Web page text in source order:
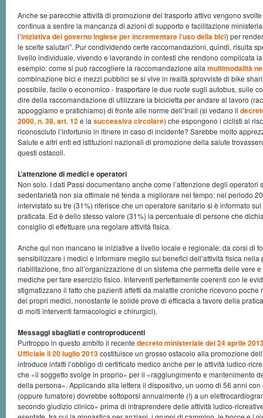
Anche se parecchie attività di promozione del trasporto attivo vengono
continua a sentire la mancanza di azioni di supporto e facilitazione
l’iniziativa del governo inglese per incrementare l’uso della bici) per
le scelte salutari”. Pur condividendo certe raccomandazioni, quindi, risulta
livello individuale, vivendo e lavorando in contesti che rendono complicata
esempio: come si può raccogliere la raccomandazione alla multimodalità
combinazione bici e mezzi pubblici se si vive in realtà sprovviste di bike
possibile, facile o economico - trasportare le due ruote sugli autobus, sulle
dire della raccomandazione di utilizzare la bicicletta per andare al lavoro
appoggiamo e pratichiamo) di fronte alle norme dell’Inail (si vedano il
2000, n. 38, art. 12e la successiva circolare) che espongono i ciclisti al
riconosciuto l’infortunio in itinere in caso di incidente? Sarebbe molto
Salute e altri enti ed istituzioni nazionali di promozione della salute
questi ostacoli.
L’attenzione di medici e operatori
Non solo. I dati Passi documentano anche come l’attenzione degli
sedentarietà non sia ottimale né tenda a migliorare nel tempo: nel periodo
intervistato su tre (31%) riferisce che un operatore sanitario si è informato
praticata. Ed è dello stesso valore (31%) la percentuale di persone che
consiglio di effettuare una regolare attività fisica.
Anche qui non mancano le iniziative a livello locale e regionale: da corsi di
sensibilizzare i medici e informare meglio sui benefici dell’attività fisica nella
riabilitazione, fino all’organizzazione di un sistema che permetta delle vere
mediche per fare esercizio fisico. Interventi perfettamente coerenti con le
stigmatizzano il fatto che pazienti affetti da malattie croniche ricevono poche
dei propri medici, nonostante le solide prove di efficacia a favore della
di molti interventi farmacologici e chirurgici).
Messaggi sbagliati e controproducenti
Purtroppo in questo ambito il recente decreto ministeriale del 24 aprile
Ufficiale il 20 luglio 2013costituisce un grosso ostacolo alla promozione
introduce infatti l’obbligo di certificato medico anche per le attività ludico-
che «il soggetto svolge in proprio» per il «raggiungimento e mantenimento
della persona». Applicando alla lettera il dispositivo, un uomo di 56 anni
(oppure fumatore) dovrebbe sottoporsi annualmente (!) a un
secondo giudizio clinico» prima di intraprendere delle attività ludico-